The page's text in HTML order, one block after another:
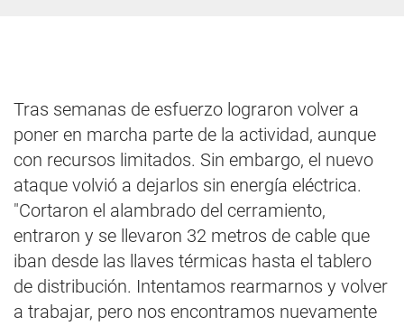
Tras semanas de esfuerzo lograron volver a
poner en marcha parte de la actividad, aunque
con recursos limitados. Sin embargo, el nuevo
ataque volvió a dejarlos sin energía eléctrica.
"Cortaron el alambrado del cerramiento,
entraron y se llevaron 32 metros de cable que
iban desde las llaves térmicas hasta el tablero
de distribución. Intentamos rearmarnos y volver
a trabajar, pero nos encontramos nuevamente